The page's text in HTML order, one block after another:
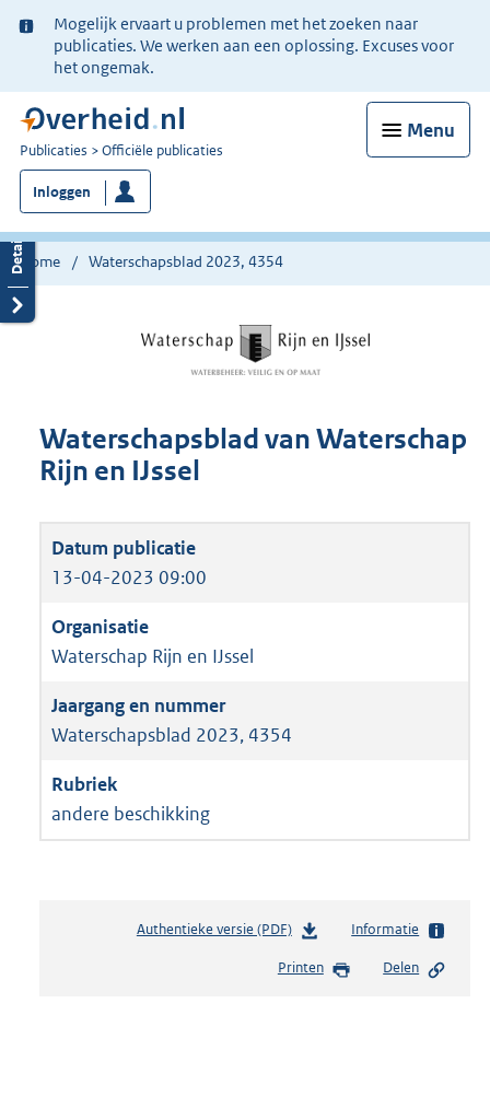
Ter
informatie:
Mogelijk ervaart u problemen met het zoeken naar
publicaties. We werken aan een oplossing. Excuses voor
het ongemak.
Menu
U
bent
nu
hier:
Publicaties Officiële publicaties
Inloggen
Home Waterschapsblad 2023, 4354
Waterschapsblad van Waterschap
Rijn en IJssel
13-04-2023 09:00
Waterschap Rijn en IJssel
Waterschapsblad 2023, 4354
andere beschikking
Authentieke versie (PDF)b
s
Informatie
Printen Delen